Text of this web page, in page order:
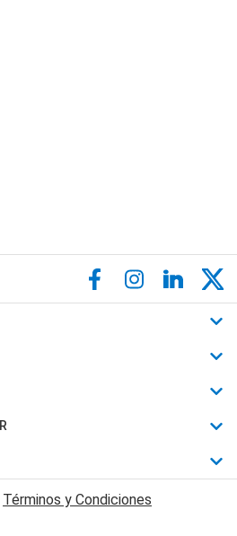
Términos y Condiciones